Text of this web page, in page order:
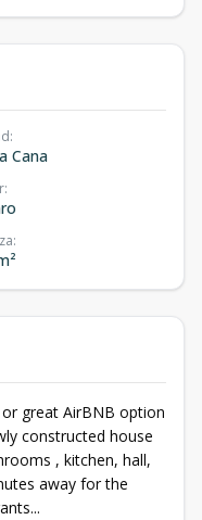
:
Cana
:
:
great AirBNB option
constructed house
, kitchen, hall,
away for the